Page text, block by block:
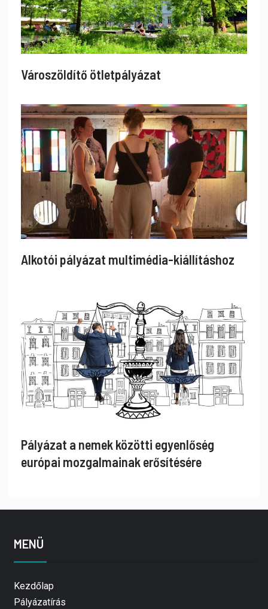
Városzöldítő ötletpályázat
Alkotói pályázat multimédia-kiállításhoz
Pályázat a nemek közötti egyenlőség
európai mozgalmainak erősítésére
MENÜ
Kezdőlap
Pályázatírás